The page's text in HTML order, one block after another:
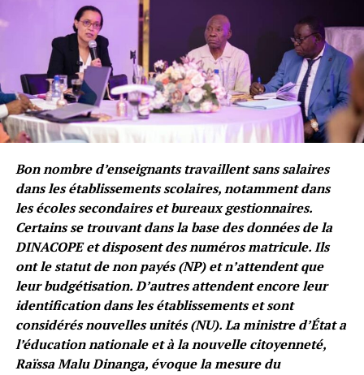
Bon nombre d’enseignants travaillent sans salaires
dans les établissements scolaires, notamment dans
les écoles secondaires et bureaux gestionnaires.
Certains se trouvant dans la base des données de la
DINACOPE et disposent des numéros matricule. Ils
ont le statut de non payés (NP) et n’attendent que
leur budgétisation. D’autres attendent encore leur
identification dans les établissements et sont
considérés nouvelles unités (NU). La ministre d’État a
l’éducation nationale et à la nouvelle citoyenneté,
Raïssa Malu Dinanga, évoque la mesure du